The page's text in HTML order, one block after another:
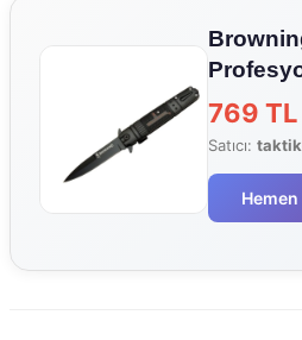
769 TL
Satıcı: